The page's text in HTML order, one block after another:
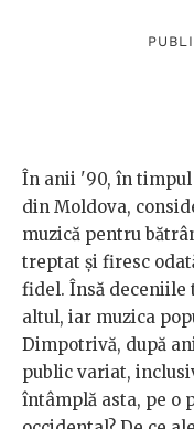
În anii '90, în
din Moldova,
muzică pentru
treptat și firesc
fidel. Însă deceniile
altul, iar muzica
Dimpotrivă, după
public variat,
întâmplă asta, pe o